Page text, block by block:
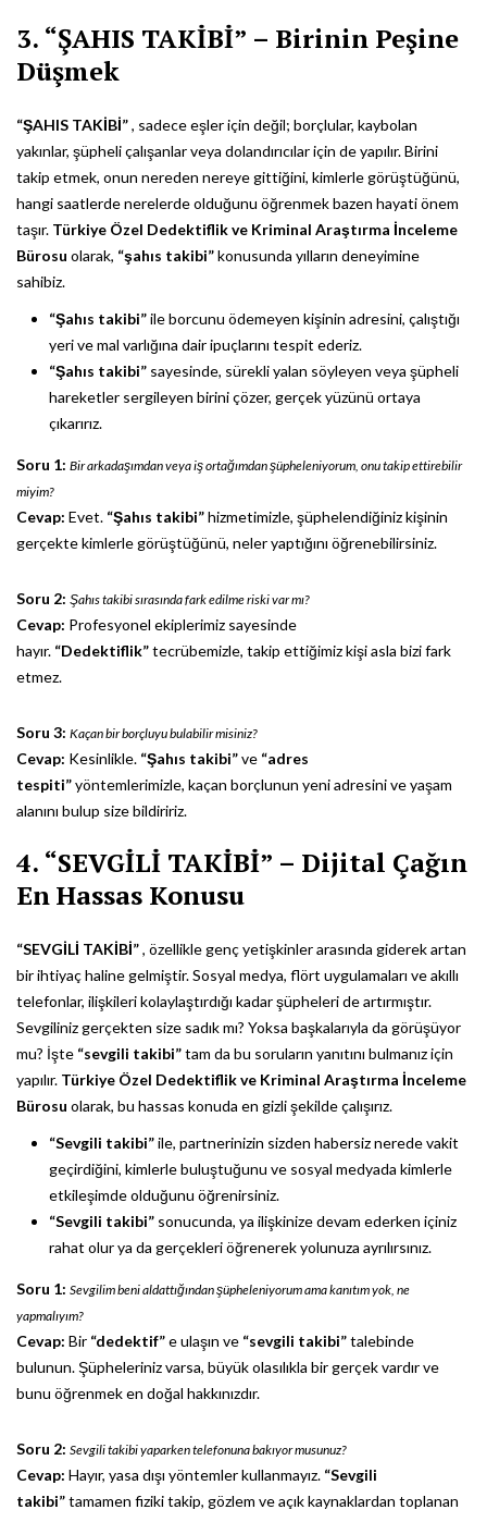
3. “ŞAHIS TAKİBİ” – Birinin Peşine
Düşmek
“ŞAHIS TAKİBİ”, sadece eşler için değil; borçlular, kaybolan
yakınlar, şüpheli çalışanlar veya dolandırıcılar için de yapılır. Birini
takip etmek, onun nereden nereye gittiğini, kimlerle görüştüğünü,
hangi saatlerde nerelerde olduğunu öğrenmek bazen hayati önem
taşır. Türkiye Özel Dedektiflik ve Kriminal Araştırma İnceleme
Bürosu olarak, “şahıs takibi”konusunda yılların deneyimine
sahibiz.
“Şahıs takibi”ile borcunu ödemeyen kişinin adresini, çalıştığı
yeri ve mal varlığına dair ipuçlarını tespit ederiz.
“Şahıs takibi” sayesinde, sürekli yalan söyleyen veya şüpheli
hareketler sergileyen birini çözer, gerçek yüzünü ortaya
çıkarırız.
Soru 1: Bir arkadaşımdan veya iş ortağımdan şüpheleniyorum, onu takip ettirebilir
miyim?
Cevap: Evet. “Şahıs takibi”hizmetimizle, şüphelendiğiniz kişinin
gerçekte kimlerle görüştüğünü, neler yaptığını öğrenebilirsiniz.
Soru 2: Şahıs takibi sırasında fark edilme riski var mı?
Cevap: Profesyonel ekiplerimiz sayesinde
hayır. “Dedektiflik”tecrübemizle, takip ettiğimiz kişi asla bizi fark
etmez.
Soru 3: Kaçan bir borçluyu bulabilir misiniz?
Cevap: Kesinlikle. “Şahıs takibi”ve “adres
tespiti”yöntemlerimizle, kaçan borçlunun yeni adresini ve yaşam
alanını bulup size bildiririz.
4. “SEVGİLİ TAKİBİ” – Dijital Çağın
En Hassas Konusu
“SEVGİLİ TAKİBİ”, özellikle genç yetişkinler arasında giderek artan
bir ihtiyaç haline gelmiştir. Sosyal medya, flört uygulamaları ve akıllı
telefonlar, ilişkileri kolaylaştırdığı kadar şüpheleri de artırmıştır.
Sevgiliniz gerçekten size sadık mı? Yoksa başkalarıyla da görüşüyor
mu? İşte “sevgili takibi”tam da bu soruların yanıtını bulmanız için
yapılır. Türkiye Özel Dedektiflik ve Kriminal Araştırma İnceleme
Bürosu olarak, bu hassas konuda en gizli şekilde çalışırız.
“Sevgili takibi”ile, partnerinizin sizden habersiz nerede vakit
geçirdiğini, kimlerle buluştuğunu ve sosyal medyada kimlerle
etkileşimde olduğunu öğrenirsiniz.
“Sevgili takibi” sonucunda, ya ilişkinize devam ederken içiniz
rahat olur ya da gerçekleri öğrenerek yolunuza ayrılırsınız.
Soru 1: Sevgilim beni aldattığından şüpheleniyorum ama kanıtım yok, ne
yapmalıyım?
Cevap: Bir “dedektif”e ulaşın ve “sevgili takibi”talebinde
bulunun. Şüpheleriniz varsa, büyük olasılıkla bir gerçek vardır ve
bunu öğrenmek en doğal hakkınızdır.
Soru 2: Sevgili takibi yaparken telefonuna bakıyor musunuz?
Cevap: Hayır, yasa dışı yöntemler kullanmayız. “Sevgili
takibi”tamamen fiziki takip, gözlem ve açık kaynaklardan toplanan